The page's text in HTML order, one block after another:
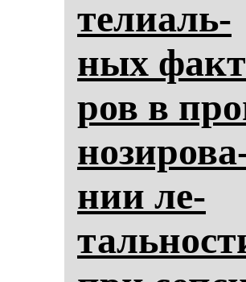
те­ли­аль­
ных
ров в
нии ле­